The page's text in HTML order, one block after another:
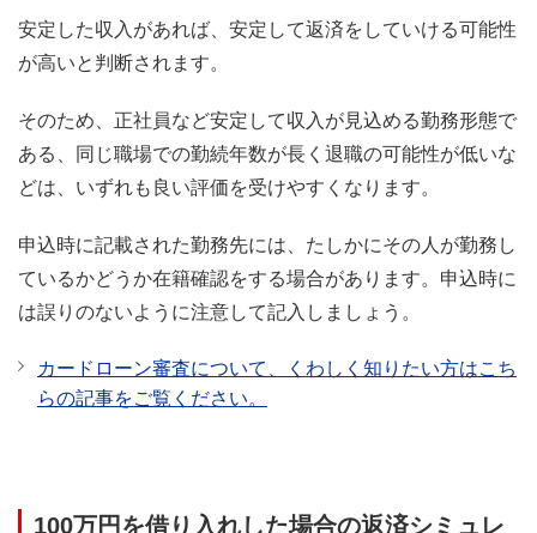
安定した収入があれば、安定して返済をしていける可能性
が高いと判断されます。
そのため、正社員など安定して収入が見込める勤務形態で
ある、同じ職場での勤続年数が長く退職の可能性が低いな
どは、いずれも良い評価を受けやすくなります。
申込時に記載された勤務先には、たしかにその人が勤務し
ているかどうか在籍確認をする場合があります。申込時に
は誤りのないように注意して記入しましょう。
カードローン審査について、くわしく知りたい方はこち
らの記事をご覧ください。
100万円を借り入れした場合の返済シミュレ